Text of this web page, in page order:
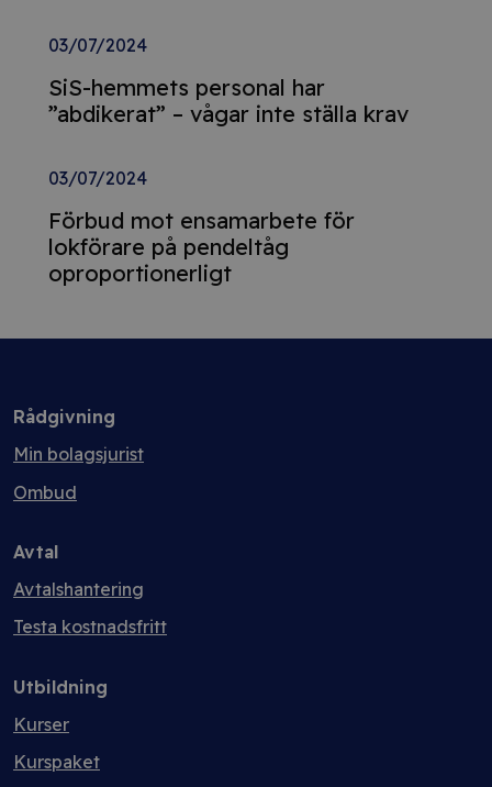
03/07/2024
SiS-hemmets personal har
”abdikerat” – vågar inte ställa krav
03/07/2024
Förbud mot ensamarbete för
lokförare på pendeltåg
oproportionerligt
Rådgivning
Min bolagsjurist
Ombud
Avtal
Avtalshantering
Testa kostnadsfritt
Utbildning
Kurser
Kurspaket